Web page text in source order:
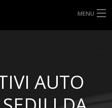
MENU
AUTO